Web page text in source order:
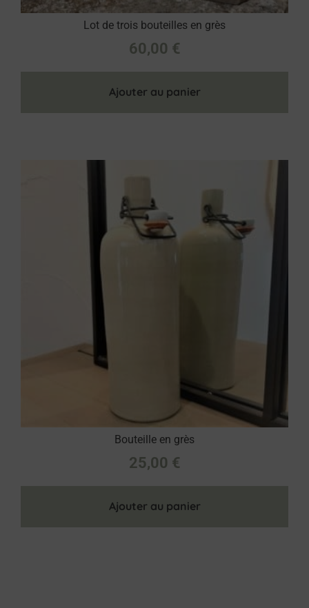
Lot de trois bouteilles en grès
60,00 €
Ajouter au panier
Bouteille en grès
25,00 €
Ajouter au panier